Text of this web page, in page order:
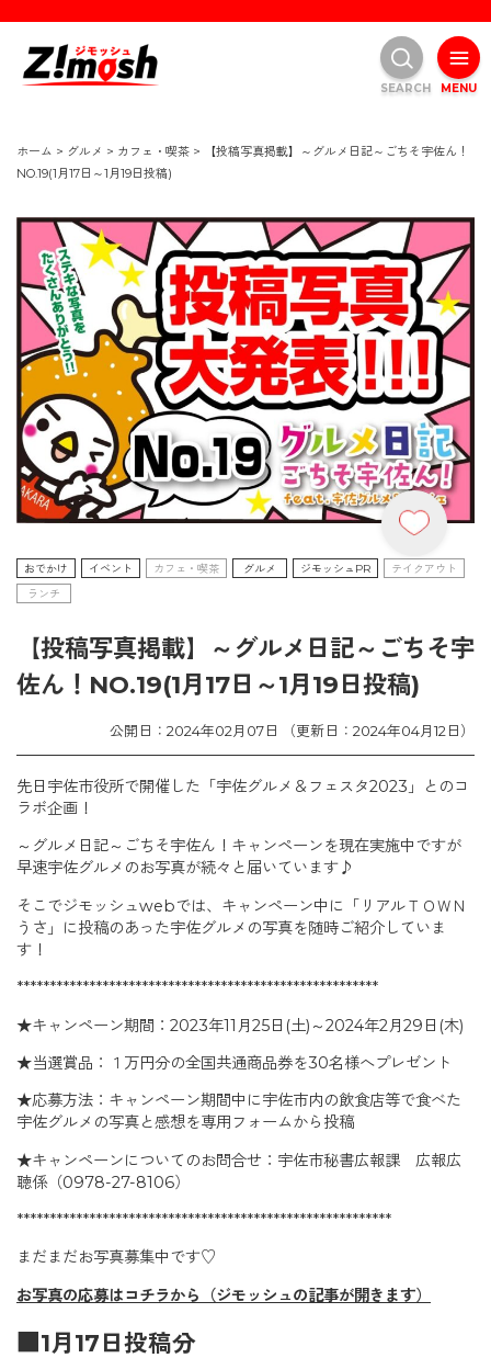
ホーム > グルメ > カフェ・喫茶 >
【投稿写真掲載】～グルメ日記～ごちそ宇佐ん！
NO.19(1月17日～1月19日投稿)
おでかけ イベント カフェ・喫茶 グルメ ジモッシュPR
テイクアウト
ランチ
【投稿写真掲載】～グルメ日記～ごちそ宇
佐ん！NO.19(1月17日～1月19日投稿)
公開日：2024年02月07日 （更新日：2024年04月12日）
先日宇佐市役所で開催した「宇佐グルメ＆フェスタ2023」とのコ
ラボ企画！
～グルメ日記～ごちそ宇佐ん！キャンペーンを現在実施中ですが
早速宇佐グルメのお写真が続々と届いています♪
そこでジモッシュwebでは、キャンペーン中に「リアルＴＯＷＮ
うさ」に投稿のあった宇佐グルメの写真を随時ご紹介していま
す！
*******************************************************
★キャンペーン期間：2023年11月25日(土)～2024年2月29日(木)
★当選賞品：１万円分の全国共通商品券を30名様へプレゼント
★応募方法：キャンペーン期間中に宇佐市内の飲食店等で食べた
宇佐グルメの写真と感想を専用フォームから投稿
★キャンペーンについてのお問合せ：宇佐市秘書広報課 広報広
聴係（0978-27-8106）
*********************************************************
まだまだお写真募集中です♡
お写真の応募はコチラから（ジモッシュの記事が開きます）
■1月17日投稿分
MENU
SEARCH